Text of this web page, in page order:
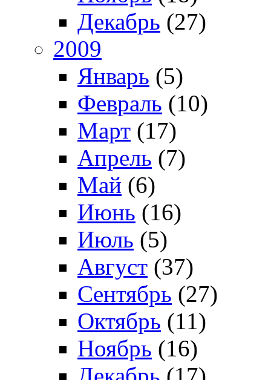
Декабрь (27)
2009
Январь (5)
Февраль (10)
Март (17)
Апрель (7)
Май (6)
Июнь (16)
Июль (5)
Август (37)
Сентябрь (27)
Октябрь (11)
Ноябрь (16)